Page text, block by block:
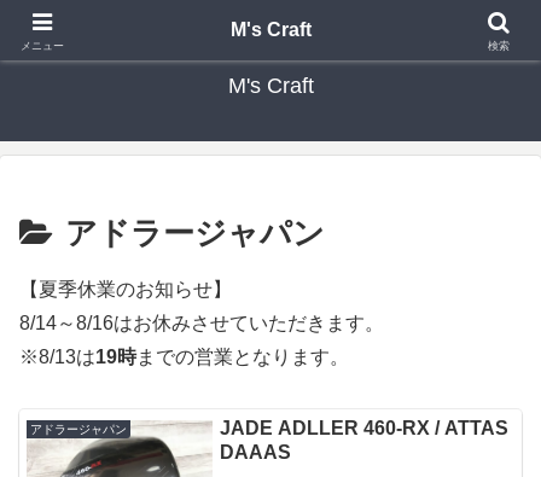
カスタムクラブ・リシャフト・修理 専門店 ゴルフ工房 エムズクラフト
M's Craft
アドラージャパン
【夏季休業のお知らせ】
8/14～8/16はお休みさせていただきます。
※8/13は19時までの営業となります。
アドラージャパン
JADE ADLLER 460-RX / ATTAS
DAAAS
メニュー
M's Craft
検索